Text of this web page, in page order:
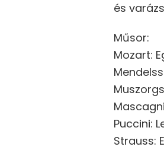
és
Műsor:
Mozart:
Puccini:
Strauss: